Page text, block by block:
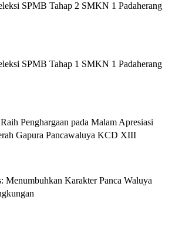
SPMB Tahap 2 SMKN 1 Padaherang
SPMB Tahap 1 SMKN 1 Padaherang
Penghargaan pada Malam Apresiasi
Gapura Pancawaluya KCD XIII
Menumbuhkan Karakter Panca Waluya